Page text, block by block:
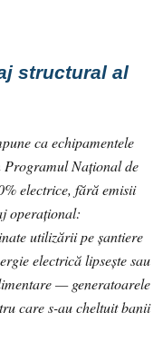
structural al
ca echipamentele
Programul Național de
electrice, fără emisii
operațional:
utilizării pe șantiere
electrică lipsește sau
— generatoarele
care s-au cheltuit banii